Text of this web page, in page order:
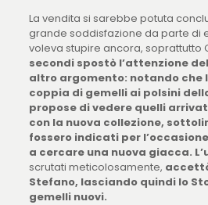
La vendita si sarebbe potuta
grande soddisfazione da parte di
voleva stupire ancora, soprattutto
secondi spostò l’attenzione
altro argomento: notando che
coppia di gemelli ai polsini
propose di vedere quelli
con la nuova collezione,
fossero indicati per
a cercare una nuova giacca.
scrutati meticolosamente,
Stefano, lasciando quindi lo
gemelli nuovi.